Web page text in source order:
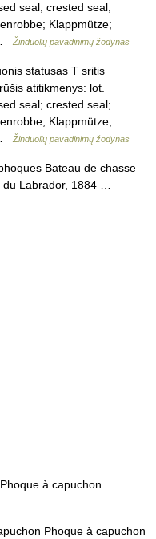
seal; crested seal;
Klappmütze;
Žinduolių pavadinimų žodynas
statusas T sritis
atitikmenys: lot.
seal; crested seal;
Klappmütze;
Žinduolių pavadinimų žodynas
Bateau de chasse
du Labrador, 1884 …
à capuchon …
Phoque à capuchon